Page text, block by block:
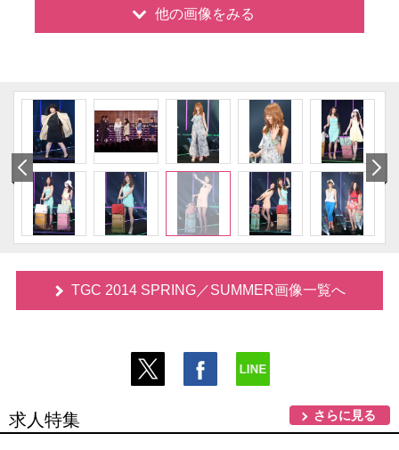
他の画像をみる
TGC 2014 SPRING／SUMMER画像一覧へ
求人特集 さらに見る